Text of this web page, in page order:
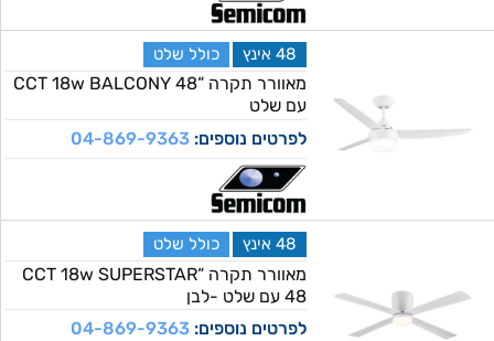
48 אינץ כולל שלט
מאוורר תקרה “CCT 18w BALCONY 48
עם שלט
לפרטים נוספים:04-869-9363
48 אינץ כולל שלט
מאוורר תקרה “CCT 18w SUPERSTAR
48 עם שלט -לבן
לפרטים נוספים:04-869-9363